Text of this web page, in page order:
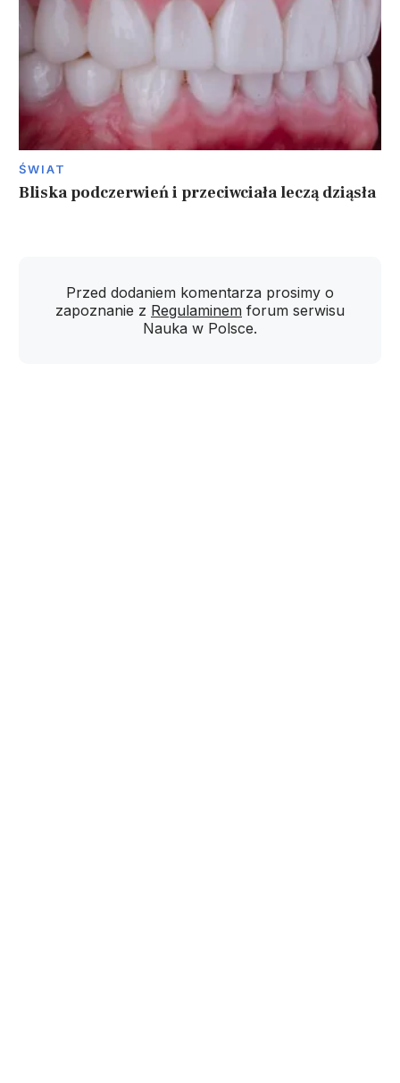
ŚWIAT
Bliska podczerwień i przeciwciała leczą dziąsła
Przed dodaniem komentarza prosimy o
zapoznanie z Regulaminem forum serwisu
Nauka w Polsce.